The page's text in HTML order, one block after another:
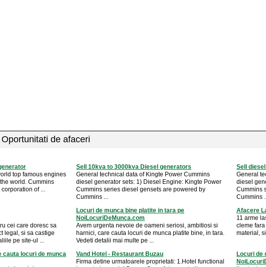
de afaceri
top famous engines
world. Cummins
of ...
Sell 10kva to 3000kva Diesel generators
General technical data of Kingte Power Cummins
diesel generator sets: 1) Diesel Engine: Kingte Power
Cummins series diesel gensets are powered by
Cummins ...
Sell
General
diesel
Cummins
Cummins
cei care doresc sa
legal, si sa castige
pe site-ul ...
Locuri de munca bine platite in tara pe
NoiLocuriDeMunca.com
Avem urgenta nevoie de oameni seriosi, ambitiosi si
harnici, care cauta locuri de munca platite bine, in tara.
Vedeti detalii mai multe pe ...
Afacere
11 arme
cleme
material,
cauta locuri de munca
Vand Hotel - Restaurant Buzau
Firma detine urmatoarele proprietati: 1.Hotel functional
Locuri de